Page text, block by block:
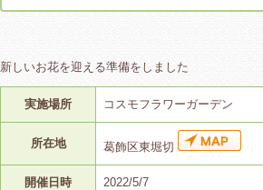
新しいお花を迎える準備をしました
実施場所 コスモフラワーガーデン
所在地 葛飾区東堀切
開催日時 2022/5/7